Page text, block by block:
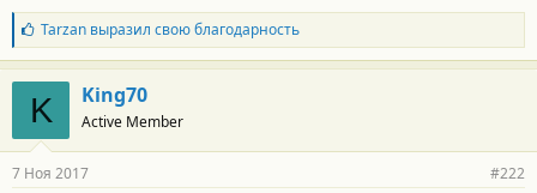
Б
л
а
г
о
д
а
н
Tarzanвыразил свою благодарность
K King70
Active Member
7 Ноя 2017 #222